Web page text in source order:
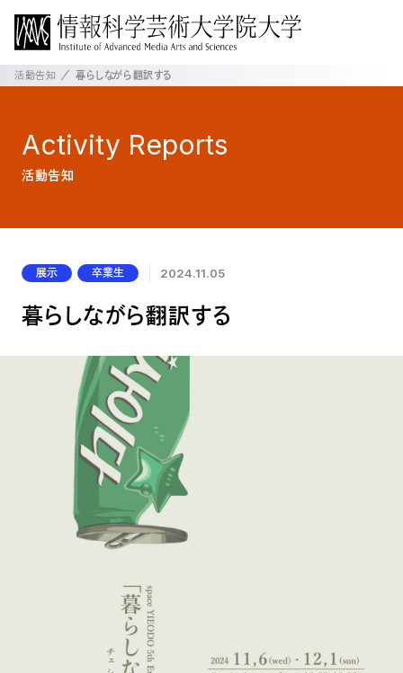
活動告知 暮らしながら翻訳する
Activity Reports
活動告知
展示 卒業生 2024.11.05
暮らしながら翻訳する